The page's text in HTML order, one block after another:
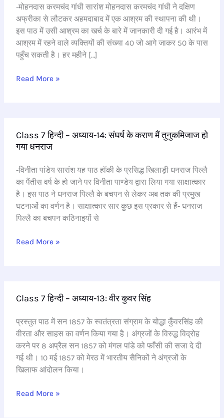
-मोहनदास करमचंद गांधी सारांश मोहनदास करमचंद गांधी ने दक्षिण
अफ्रीका से लौटकर अहमदाबाद में एक आश्रम की स्थापना की थी।
इस पाठ में उसी आश्रम का खर्च के बारे में जानकारी दी गई है। आरंभ में
आश्रम में रहने वाले व्यक्तियों की संख्या 40 जो आगे जाकर 50 के पास
पहुँच सकती है। हर महीने […]
–
अध्याय-15:
आश्रम
का
अनुमानित
Read More »
Class 7 हिन्दी – अध्याय-14: संघर्ष के कराण मैं तुनुकमिजाज हो
गया धनराज
-विनीता पांडेय सारांश यह पाठ हॉकी के प्रसिद्ध खिलाड़ी धनराज पिल्लै
का पैंतीस वर्ष के हो जाने पर विनीता पाण्डेय द्वारा लिया गया साक्षात्कार
है। इस पाठ ने धनराज पिल्लै के बचपन से लेकर अब तक की प्रमुख
घटनाओं का वर्णन है। साक्षात्कार सार कुछ इस प्रकार से हैं- धनराज
पिल्लै का बचपन कठिनाइयों से
7
हिन्दी
अध्याय-14:
संघर्ष
के
कराण
मैं
हो
Read More »
Class 7 हिन्दी – अध्याय-13: वीर कुवर सिंह
प्रस्तुत पाठ में सन 1857 के स्वतंत्रता संग्राम के योद्धा कुँवरसिंह की
वीरता और साहस का वर्णन किया गया है। अंग्रजों के विरुद्ध विद्रोह
करने पर 8 अप्रैल सन 1857 को मंगल पांडे को फाँसी की सजा दे दी
गई थी। 10 मई 1857 को मेरठ में भारतीय सैनिकों ने अंग्रजों के
खिलाफ आंदोलन किया।
7
–
अध्याय-13:
वीर
कुवर
सिंह
Read More »